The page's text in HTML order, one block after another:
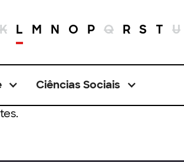
K L M N O P Q R S T U
Ciências Sociais